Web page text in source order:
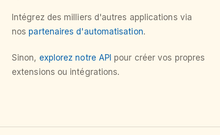
Intégrez des milliers d'autres applications via
nos partenaires d'automatisation.
Sinon, explorez notre API pour créer vos propres
extensions ou intégrations.